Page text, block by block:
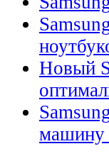
Новый
машину